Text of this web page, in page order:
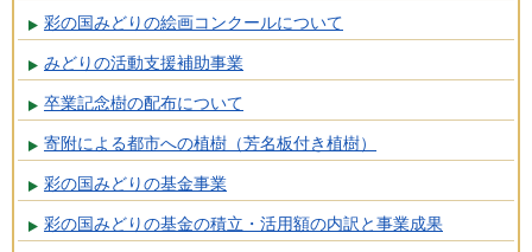
彩の国みどりの絵画コンクールについて
みどりの活動支援補助事業
卒業記念樹の配布について
寄附による都市への植樹（芳名板付き植樹）
彩の国みどりの基金事業
彩の国みどりの基金の積立・活用額の内訳と事業成果